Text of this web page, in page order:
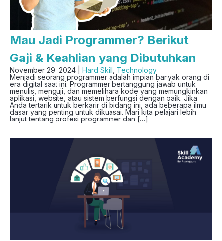
Mau Jadi Programmer? Berikut
Gaji & Keahlian yang Dibutuhkan
November 29, 2024 | Hard Skill Technology
Menjadi seorang programmer adalah impian banyak orang di
era digital saat ini. Programmer bertanggung jawab untuk
menulis, menguji, dan memelihara kode yang memungkinkan
aplikasi, website, atau sistem berfungsi dengan baik. Jika
Anda tertarik untuk berkarir di bidang ini, ada beberapa ilmu
dasar yang penting untuk dikuasai. Mari kita pelajari lebih
lanjut tentang profesi programmer dan […]